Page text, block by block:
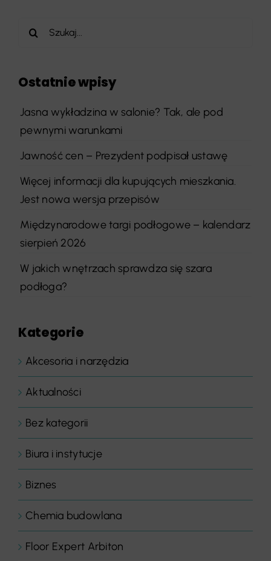
Szukaj
Ostatnie wpisy
Jasna wykładzina w salonie? Tak, ale pod
pewnymi warunkami
Jawność cen – Prezydent podpisał ustawę
Więcej informacji dla kupujących mieszkania.
Jest nowa wersja przepisów
Międzynarodowe targi podłogowe – kalendarz
sierpień 2026
W jakich wnętrzach sprawdza się szara
podłoga?
Kategorie
Akcesoria i narzędzia
Aktualności
Bez kategorii
Biura i instytucje
Biznes
Chemia budowlana
Floor Expert Arbiton